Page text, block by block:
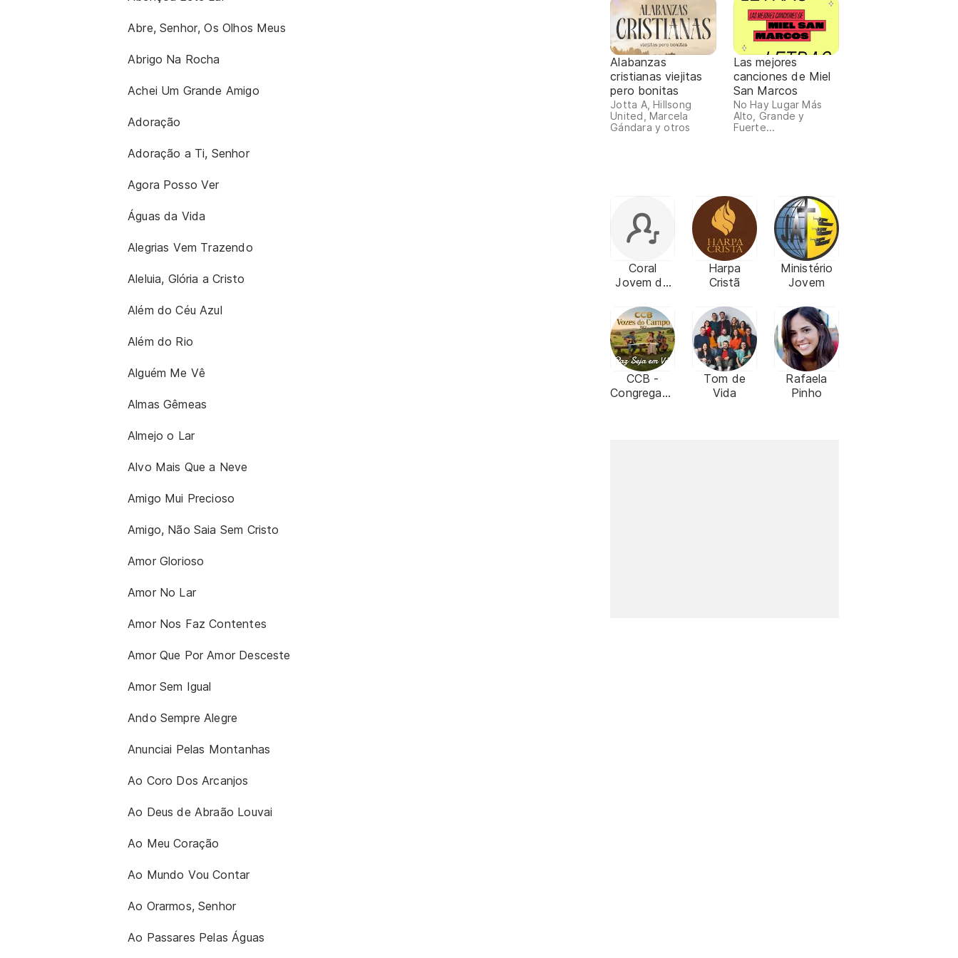
Abre, Senhor, Os Olhos Meus
Abrigo Na Rocha
Achei Um Grande Amigo
Adoração
Adoração a Ti, Senhor
Agora Posso Ver
Águas da Vida
Alegrias Vem Trazendo
Aleluia, Glória a Cristo
Além do Céu Azul
Além do Rio
Alguém Me Vê
Almas Gêmeas
Almejo o Lar
Alvo Mais Que a Neve
Amigo Mui Precioso
Amigo, Não Saia Sem Cristo
Amor Glorioso
Amor No Lar
Amor Nos Faz Contentes
Amor Que Por Amor Desceste
Amor Sem Igual
Ando Sempre Alegre
Anunciai Pelas Montanhas
Ao Coro Dos Arcanjos
Ao Deus de Abraão Louvai
Ao Meu Coração
Ao Mundo Vou Contar
Ao Orarmos, Senhor
Ao Passares Pelas Águas
Alabanzas
cristianas viejitas
pero bonitas
Jotta A, Hillsong
United, Marcela
Gándara y otros
Las mejores
canciones de Miel
San Marcos
No Hay Lugar Más
Alto, Grande y
Fuerte...
Coral
Jovem do
Harpa
Cristã
Ministério
Jovem
CCB -
Congregaçã
Tom de
Vida
Rafaela
Pinho